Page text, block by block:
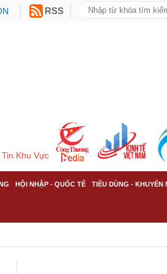
RSS
Tin Khu Vực
HỘI NHẬP - QUỐC TẾ TIÊU DÙNG - KHUYẾN